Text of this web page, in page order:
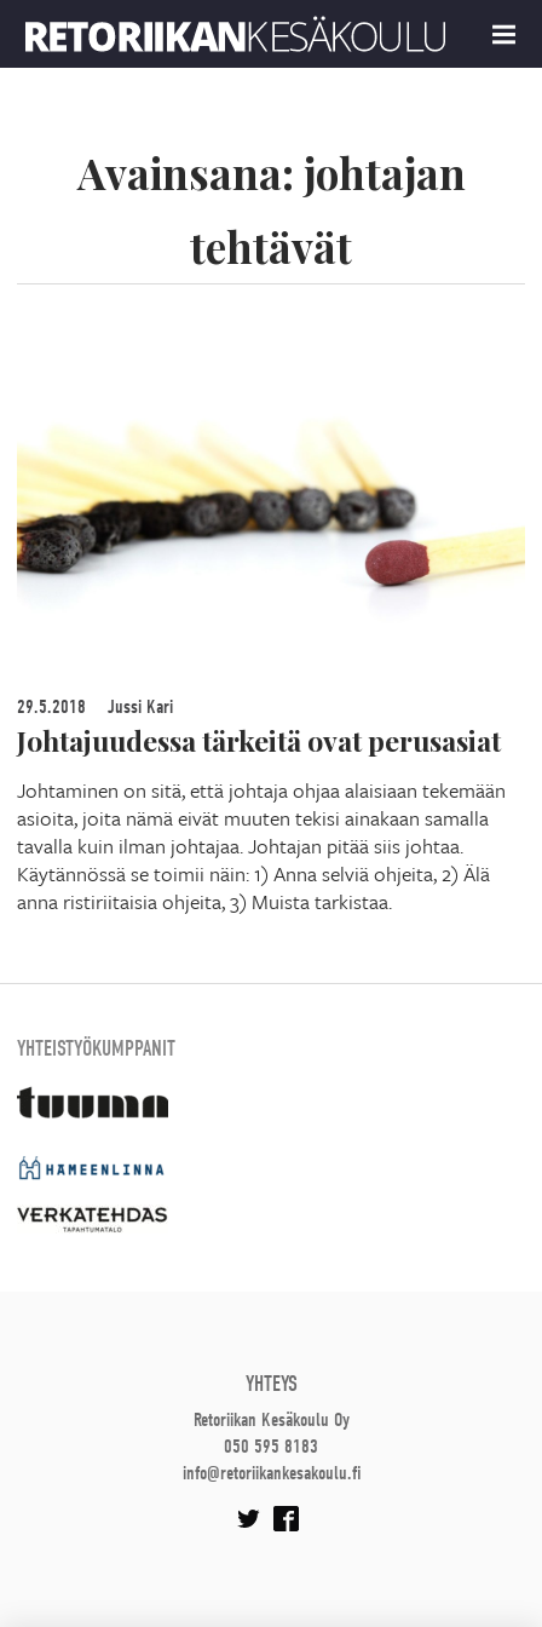
MENU
Avainsana: johtajan
tehtävät
29.5.2018 Jussi Kari
Johtajuudessa tärkeitä ovat perusasiat
Johtaminen on sitä, että johtaja ohjaa alaisiaan tekemään
asioita, joita nämä eivät muuten tekisi ainakaan samalla
tavalla kuin ilman johtajaa. Johtajan pitää siis johtaa.
Käytännössä se toimii näin: 1) Anna selviä ohjeita, 2) Älä
anna ristiriitaisia ohjeita, 3) Muista tarkistaa.
YHTEISTYÖKUMPPANIT
YHTEYS
Retoriikan Kesäkoulu Oy
050 595 8183
info@retoriikankesakoulu.fi